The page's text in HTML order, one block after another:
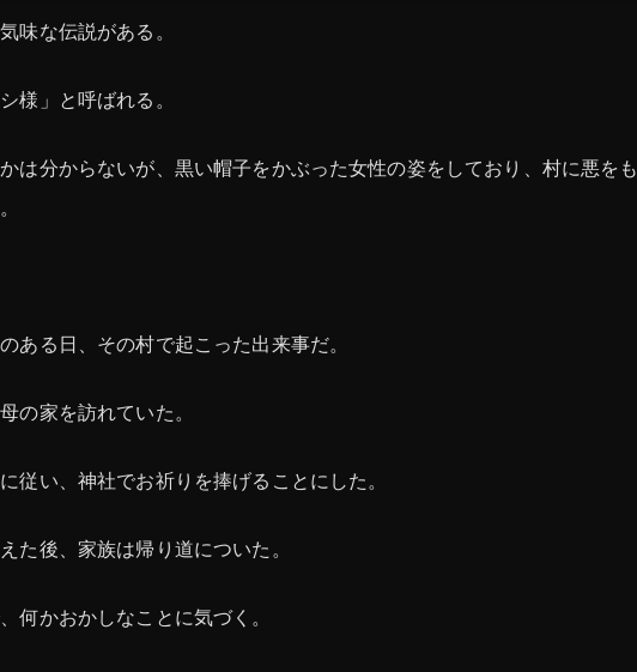
味な伝説がある。
様」と呼ばれる。
は分からないが、黒い帽子をかぶった女性の姿をしており、村に悪を
ある日、その村で起こった出来事だ。
の家を訪れていた。
従い、神社でお祈りを捧げることにした。
た後、家族は帰り道についた。
何かおかしなことに気づく。